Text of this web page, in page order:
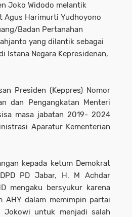
Joko Widodo melantik
Agus Harimurti Yudhoyono
Badan Pertanahan
yang dilantik sebagai
Istana Negara Kepresidenan,
Presiden (Keppres) Nomor
dan Pengangkatan Menteri
masa jabatan 2019- 2024
Aparatur Kementerian
kepada ketum Demokrat
PD Jabar, H. M Achdar
mengaku bersyukur karena
AHY dalam memimpin partai
Jokowi untuk menjadi salah